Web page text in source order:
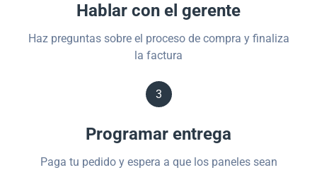
Hablar con el gerente
Haz preguntas sobre el proceso de compra y finaliza
la factura
3
Programar entrega
Paga tu pedido y espera a que los paneles sean